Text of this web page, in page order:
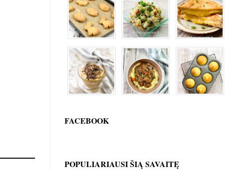
FACEBOOK
POPULIARIAUSI ŠIĄ SAVAITĘ